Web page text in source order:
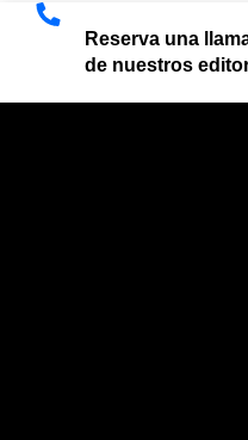
Reserva una
de nuestros